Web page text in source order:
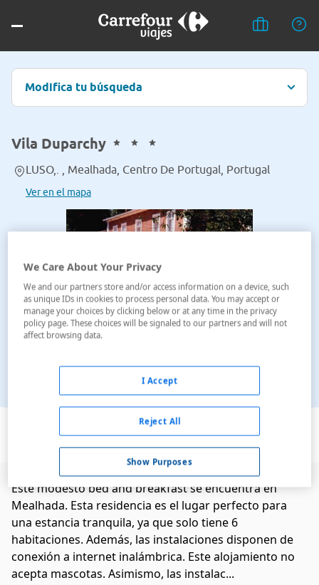
Modifica tu búsqueda
Vila Duparchy
LUSO,. , Mealhada, Centro De Portugal, Portugal
Ver en el mapa
Ver en el mapa
Este modesto bed and breakfast se encuentra en
Mealhada. Esta residencia es el lugar perfecto para
una estancia tranquila, ya que solo tiene 6
habitaciones. Además, las instalaciones disponen de
conexión a internet inalámbrica. Este alojamiento no
acepta mascotas. Asimismo, las instalac...
We Care About Your Privacy
We and our partners store and/or access information on a device, such
as unique IDs in cookies to process personal data. You may accept or
manage your choices by clicking below or at any time in the privacy
policy page. These choices will be signaled to our partners and will not
affect browsing data.
Show Purposes
Reject All
I Accept